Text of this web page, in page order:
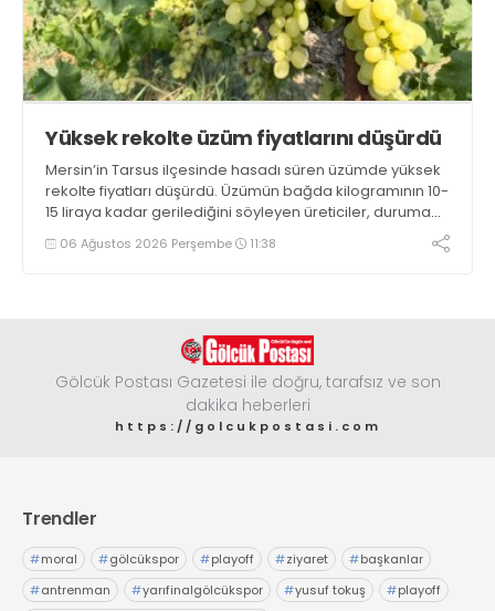
Yüksek rekolte üzüm fiyatlarını düşürdü
Mersin’in Tarsus ilçesinde hasadı süren üzümde yüksek
rekolte fiyatları düşürdü. Üzümün bağda kilogramının 10-
15 liraya kadar gerilediğini söyleyen üreticiler, duruma
tepki gösterdi
06 Ağustos 2026 Perşembe 11:38
Gölcük Postası Gazetesi ile doğru, tarafsız ve son
dakika heberleri
https://golcukpostasi.com
Trendler
#moral #gölcükspor #playoff #ziyaret #başkanlar
#antrenman #yarıfinalgölcükspor #yusuf tokuş #playoff